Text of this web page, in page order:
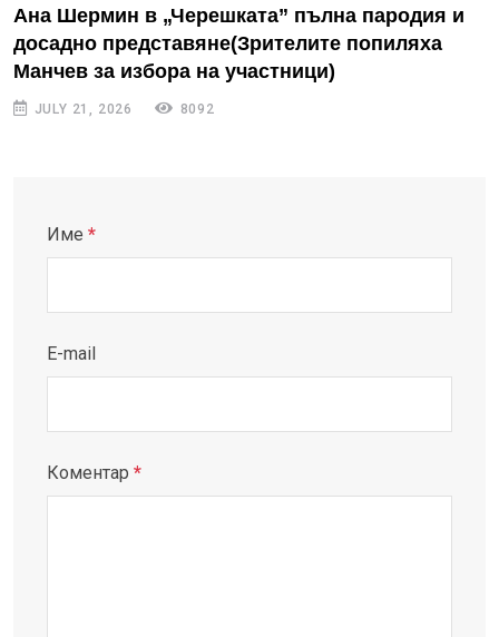
Ана Шермин в „Черешката” пълна пародия и
досадно представяне(Зрителите попиляха
Манчев за избора на участници)
JULY 21, 2026 8092
Име *
E-mail
Коментар *